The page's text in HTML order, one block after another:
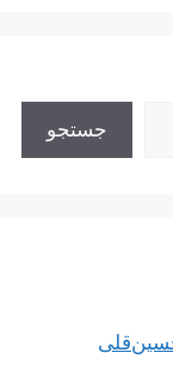
جستجو